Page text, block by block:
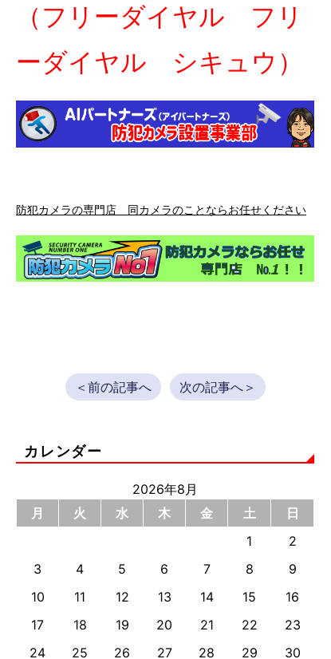
（フリーダイヤル フリ
ーダイヤル シキュウ）
防犯カメラの専門店 同カメラのことならお任せください
＜前の記事へ 次の記事へ＞
カレンダー
2026年8月
月
火 水 木 金 土
日
1
2
3
4 5 6 7 8
9
10
11 12 13 14 15
16
17
18 19 20 21 22
23
24
25 26 27 28 29
30